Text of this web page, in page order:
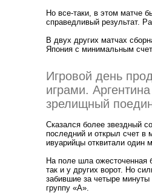
Но все-таки, в этом матче
справедливый результат.
В двух других матчах
Япония с минимальным
Игровой день
играми.
зрелищный
Сказался более звездный
последний и открыл счет в
ивуарийцы отквитали один
На поле шла ожесточенная
так и у других ворот. Но
забившие за четыре
группу «А».